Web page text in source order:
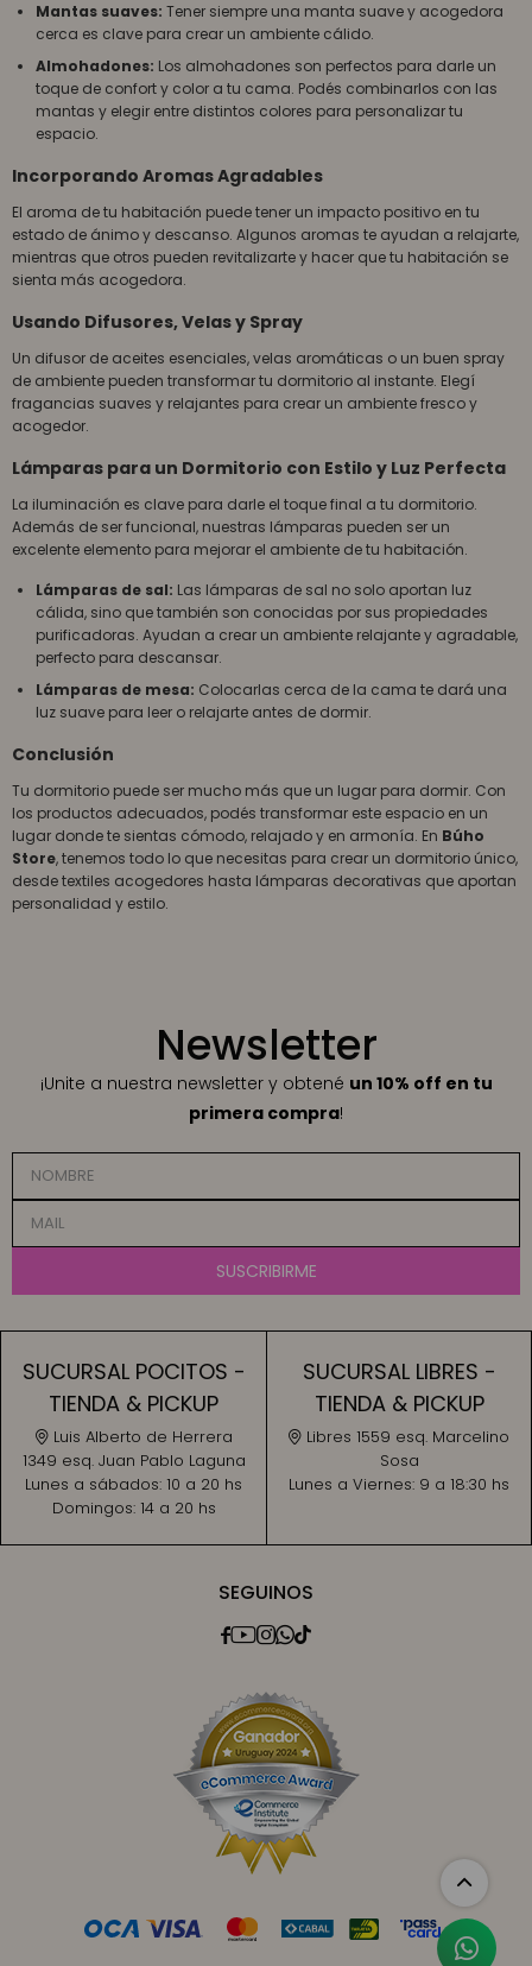
Mantas suaves: Tener siempre una manta suave y acogedora
cerca es clave para crear un ambiente cálido.
Almohadones: Los almohadones son perfectos para darle un
toque de confort y color a tu cama. Podés combinarlos con las
mantas y elegir entre distintos colores para personalizar tu
espacio.
Incorporando Aromas Agradables
El aroma de tu habitación puede tener un impacto positivo en tu
estado de ánimo y descanso. Algunos aromas te ayudan a relajarte,
mientras que otros pueden revitalizarte y hacer que tu habitación se
sienta más acogedora.
Usando Difusores, Velas y Spray
Un difusor de aceites esenciales, velas aromáticas o un buen spray
de ambiente pueden transformar tu dormitorio al instante. Elegí
fragancias suaves y relajantes para crear un ambiente fresco y
acogedor.
Lámparas para un Dormitorio con Estilo y Luz Perfecta
La iluminación es clave para darle el toque final a tu dormitorio.
Además de ser funcional, nuestras lámparas pueden ser un
excelente elemento para mejorar el ambiente de tu habitación.
Lámparas de sal: Las lámparas de sal no solo aportan luz
cálida, sino que también son conocidas por sus propiedades
purificadoras. Ayudan a crear un ambiente relajante y agradable,
perfecto para descansar.
Lámparas de mesa: Colocarlas cerca de la cama te dará una
luz suave para leer o relajarte antes de dormir.
Conclusión
Tu dormitorio puede ser mucho más que un lugar para dormir. Con
los productos adecuados, podés transformar este espacio en un
lugar donde te sientas cómodo, relajado y en armonía. En Búho
Store, tenemos todo lo que necesitas para crear un dormitorio único,
desde textiles acogedores hasta lámparas decorativas que aportan
personalidad y estilo.
SEGUINOS

Newsletter
¡Unite a nuestra newsletter y obtené un 10% off en tu
primera compra!
SUSCRIBIRME
SUCURSAL POCITOS -
TIENDA & PICKUP
Luis Alberto de Herrera
1349 esq. Juan Pablo Laguna
Lunes a sábados: 10 a 20 hs
Domingos: 14 a 20 hs
SUCURSAL LIBRES -
TIENDA & PICKUP
Libres 1559 esq. Marcelino
Sosa
Lunes a Viernes: 9 a 18:30 hs